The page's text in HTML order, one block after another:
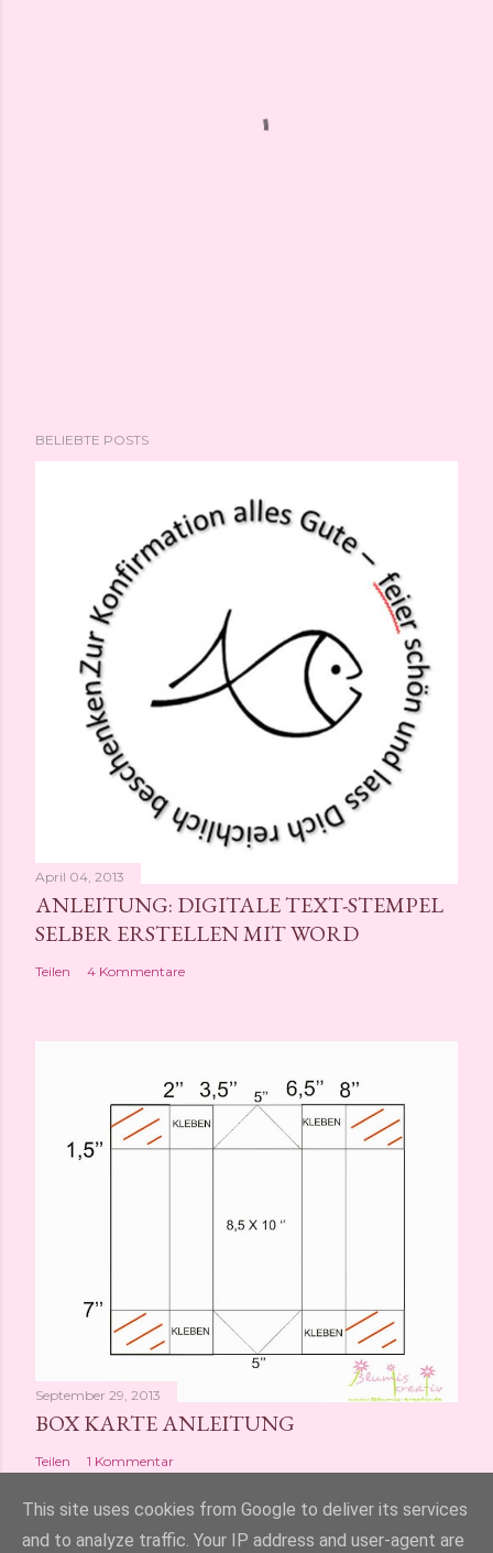
BELIEBTE POSTS
April 04, 2013
ANLEITUNG: DIGITALE TEXT-STEMPEL
SELBER ERSTELLEN MIT WORD
Teilen 4 Kommentare
September 29, 2013
BOX KARTE ANLEITUNG
Teilen 1 Kommentar
This site uses cookies from Google to deliver its services
and to analyze traffic. Your IP address and user-agent are